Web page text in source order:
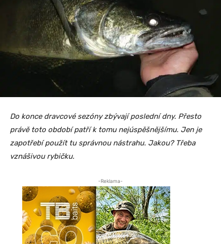
Do konce dravcové sezóny zbývají poslední dny. Přesto
právě toto období patří k tomu nejúspěšnějšímu. Jen je
zapotřebí použít tu správnou nástrahu. Jakou? Třeba
vznášivou rybičku.
-Reklama-